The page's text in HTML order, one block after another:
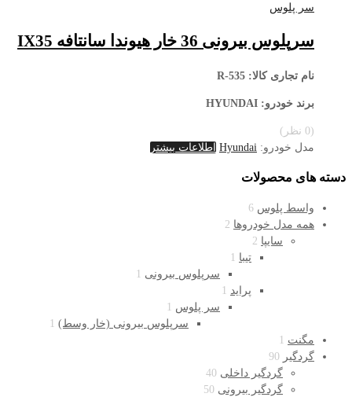
سر پلوس
سرپلوس بیرونی 36 خار هیوندا سانتافه IX35
نام تجاری کالا: R-535
برند خودرو: HYUNDAI
(0 نظر)
مدل خودرو: Hyundai اطلاعات بیشتر
دسته های محصولات
واسط پلوس 6
همه مدل خودروها 2
سایپا 2
تیبا 1
سرپلوس بیرونی 1
پراید 1
سر پلوس 1
سرپلوس بیرونی (خار وسط) 1
مگنت 1
گردگیر 90
گردگیر داخلی 40
گردگیر بیرونی 50